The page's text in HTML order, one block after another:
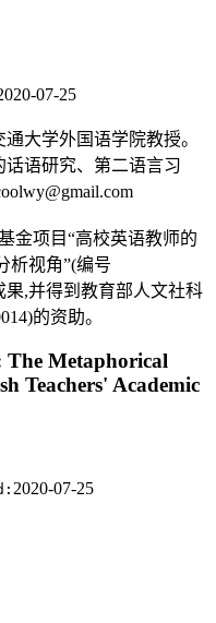
07-25
大学外国语学院教授。
语研究、第二语言习
金项目“高校英语教师的
析视角”(编号
果,并得到教育部人文社科
的资助。
Metaphorical
Teachers' Academic
2020-07-25